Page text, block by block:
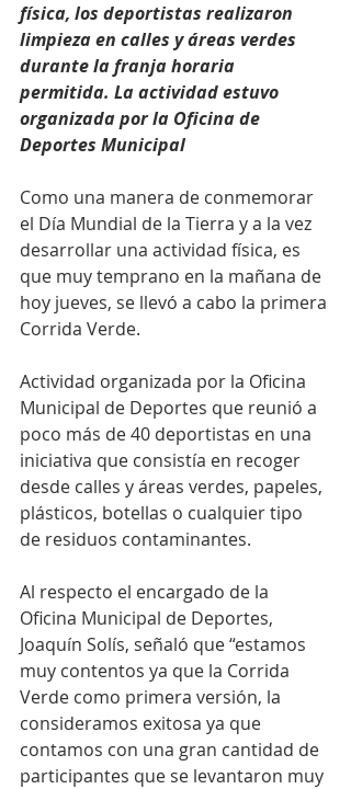
física, los deportistas realizaron
limpieza en calles y áreas verdes
durante la franja horaria
permitida. La actividad estuvo
organizada por la Oficina de
Deportes Municipal
Como una manera de conmemorar
el Día Mundial de la Tierra y a la vez
desarrollar una actividad física, es
que muy temprano en la mañana de
hoy jueves, se llevó a cabo la primera
Corrida Verde.
Actividad organizada por la Oficina
Municipal de Deportes que reunió a
poco más de 40 deportistas en una
iniciativa que consistía en recoger
desde calles y áreas verdes, papeles,
plásticos, botellas o cualquier tipo
de residuos contaminantes.
Al respecto el encargado de la
Oficina Municipal de Deportes,
Joaquín Solís, señaló que “estamos
muy contentos ya que la Corrida
Verde como primera versión, la
consideramos exitosa ya que
contamos con una gran cantidad de
participantes que se levantaron muy